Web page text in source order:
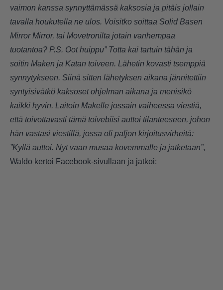
vaimon kanssa synnyttämässä kaksosia ja pitäis jollain
tavalla houkutella ne ulos. Voisitko soittaa Solid Basen
Mirror Mirror, tai Movetronilta jotain vanhempaa
tuotantoa? P.S. Oot huippu” Totta kai tartuin tähän ja
soitin Maken ja Katan toiveen. Lähetin kovasti tsemppiä
synnytykseen. Siinä sitten lähetyksen aikana jännitettiin
syntyisivätkö kaksoset ohjelman aikana ja menisikö
kaikki hyvin. Laitoin Makelle jossain vaiheessa viestiä,
että toivottavasti tämä toivebiisi auttoi tilanteeseen, johon
hän vastasi viestillä, jossa oli paljon kirjoitusvirheitä:
”Kyllä auttoi. Nyt vaan musaa kovemmalle ja jatketaan”,
Waldo kertoi Facebook-sivullaan ja jatkoi: